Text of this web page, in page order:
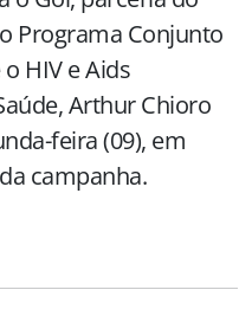
Programa Conjunto
HIV e Aids
Arthur Chioro
feira (09), em
campanha.